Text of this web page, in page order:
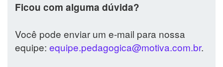
Ficou com alguma dúvida?
Você pode enviar um e-mail para nossa
equipe: equipe.pedagogica@motiva.com.br.